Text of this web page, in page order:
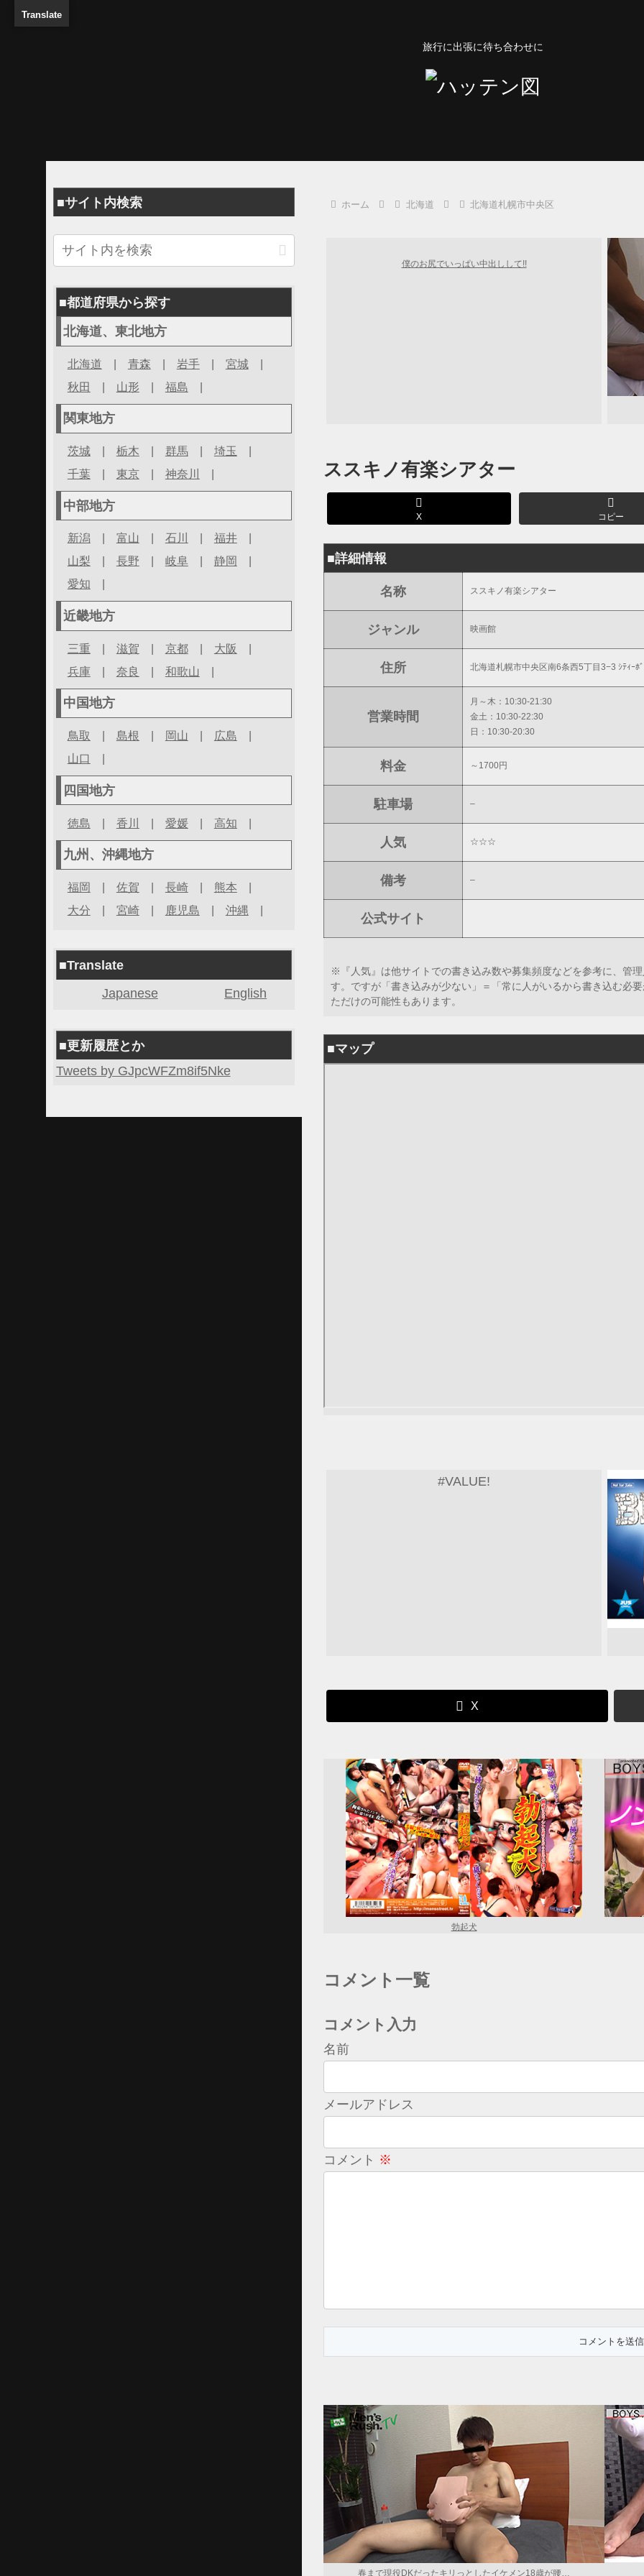
旅行に出張に待ち合わせに
ホーム 北海道 北海道札幌市中央区
僕のお尻でいっぱい中出しして!!
ススキノ有楽シアター
X コピー
■詳細情報
名称 ススキノ有楽シアター
ジャンル 映画館
住所 北海道札幌市中央区南6条西5丁目3−3 ｼﾃｨｰﾎ
営業時間
月～木：10:30-21:30
金土：10:30-22:30
日：10:30-20:30
料金 ～1700円
駐車場 –
人気 ☆☆☆
備考 –
公式サイト
※『人気』は他サイトでの書き込み数や募集頻度などを参考に、管
す。ですが「書き込みが少ない」＝「常に人がいるから書き込む必
ただけの可能性もあります。
■マップ
#VALUE!
X
勃起犬
コメント一覧
コメント入力
名前
メールアドレス
コメント ※
春まで現役DKだったキリっとしたイケメン18歳が腰…
■サイト内検索
■都道府県から探す
北海道、東北地方
北海道 | 青森 | 岩手| 宮城|
秋田 | 山形 | 福島 |
関東地方
茨城| 栃木 | 群馬 | 埼玉 |
千葉| 東京| 神奈川 |
中部地方
新潟 富山 石川 福井|
山梨
長野 岐阜| 静岡
愛知
近畿地方
三重 | 滋賀 | 京都| 大阪 |
兵庫| 奈良 | 和歌山 |
中国地方
鳥取 | 島根 | 岡山 | 広島 |
山口 |
四国地方
徳島 | 香川 | 愛媛| 高知 |
九州、沖縄地方
福岡 | 佐賀 | 長崎| 熊本 |
大分 | 宮崎| 鹿児島 | 沖縄 |
■Translate
Japanese
English
■更新履歴とか
Tweets by GJpcWFZm8if5Nke
Translate